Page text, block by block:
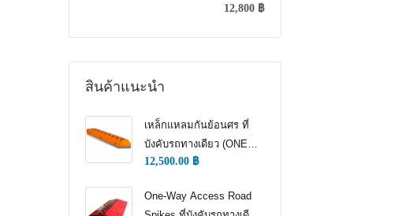
12,800 ฿
สินค้าแนะนำ
เหล็กแหลมกันย้อนศร ที่
บังคับรถทางเดียว (ONE
WAY TRAFFIC
12,500.00 ฿
One-Way Access Road